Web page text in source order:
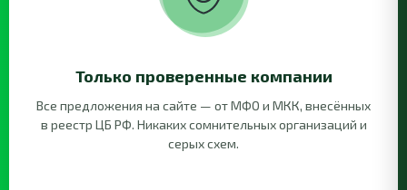
Только проверенные компании
Все предложения на сайте — от МФО и МКК, внесённых
в реестр ЦБ РФ. Никаких сомнительных организаций и
серых схем.